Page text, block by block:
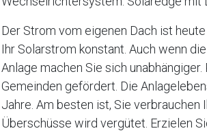
Der Strom vom eigenen Dach ist
Ihr Solarstrom konstant. Auch wenn
Anlage machen Sie sich
Gemeinden gefördert. Die
Jahre. Am besten ist, Sie
Überschüsse wird vergütet. Erzielen